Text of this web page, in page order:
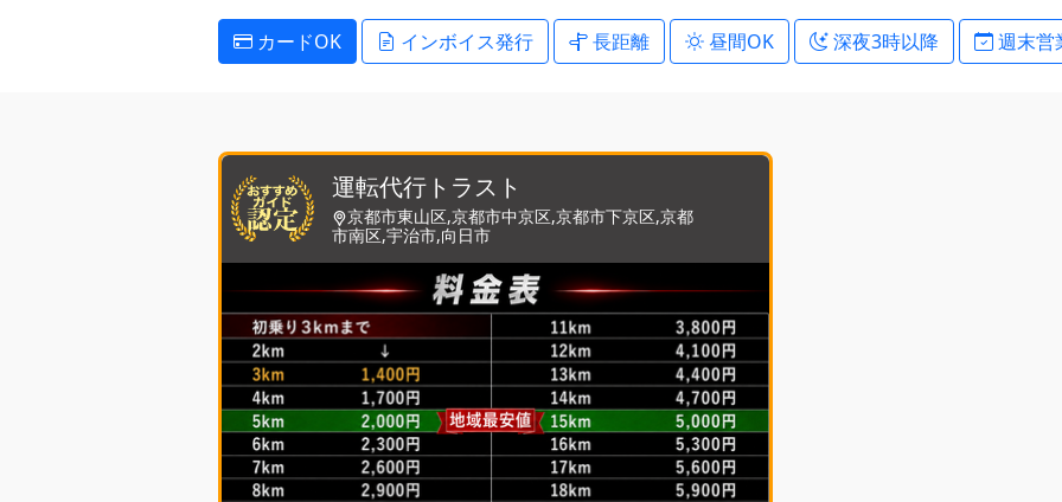
カードOK インボイス発行 長距離 昼間OK 深夜3時以降 週末営
運転代行トラスト
京都市東山区,京都市中京区,京都市下京区,京都
市南区,宇治市,向日市